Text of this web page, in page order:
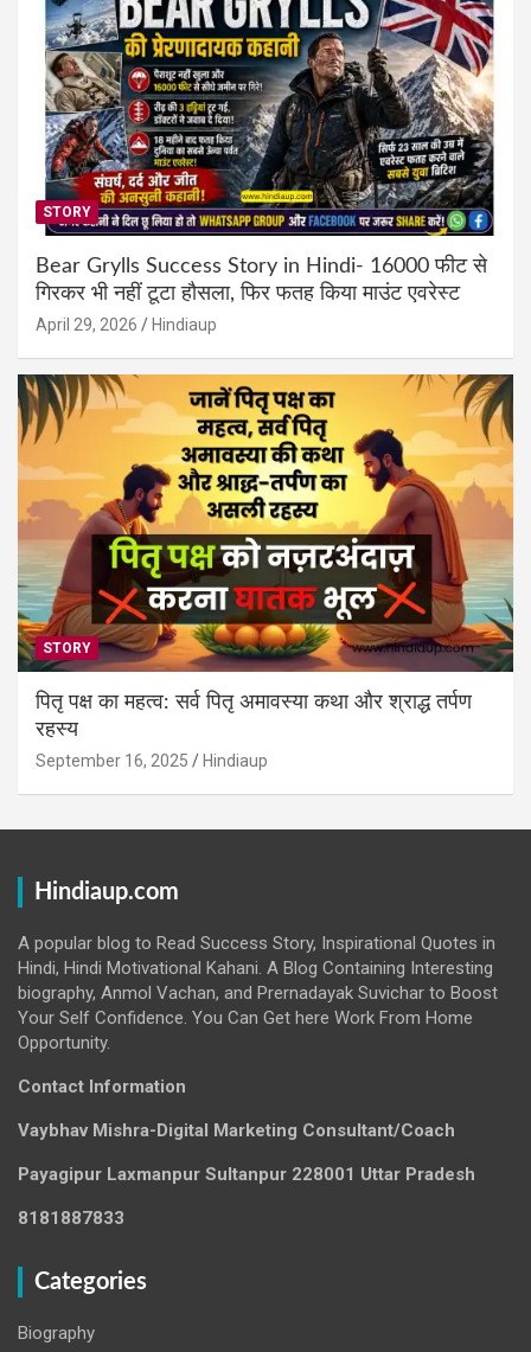
STORY
Bear Grylls Success Story in Hindi- 16000 फीट से
गिरकर भी नहीं टूटा हौसला, फिर फतह किया माउंट एवरेस्ट
April 29, 2026 Hindiaup
STORY
पितृ पक्ष का महत्व: सर्व पितृ अमावस्या कथा और श्राद्ध तर्पण
रहस्य
September 16, 2025 Hindiaup
Hindiaup.com
A popular blog to Read Success Story, Inspirational Quotes in
Hindi, Hindi Motivational Kahani. A Blog Containing Interesting
biography, Anmol Vachan, and Prernadayak Suvichar to Boost
Your Self Confidence. You Can Get here Work From Home
Opportunity.
Contact Information
Vaybhav Mishra-Digital Marketing Consultant/Coach
Payagipur Laxmanpur Sultanpur 228001 Uttar Pradesh
8181887833
Categories
Biography